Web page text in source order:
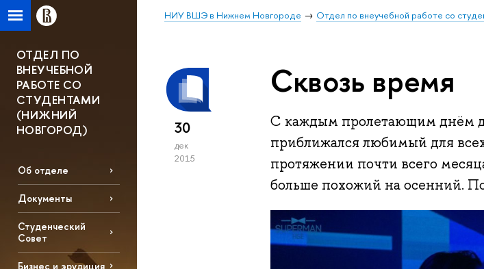
НИУ ВШЭ в Нижнем Новгороде Отдел по внеучебной работе со
ОТДЕЛ ПО
ВНЕУЧЕБНОЙ
РАБОТЕ СО
СТУДЕНТАМИ
(НИЖНИЙ
НОВГОРОД)
Об отделе
Документы
Студенческий
Совет
Бизнес и эрудиция
30
дек
2015
Сквозь время
С каждым пролетающим днём
приближался любимый для
протяжении почти всего
больше похожий на осенний.